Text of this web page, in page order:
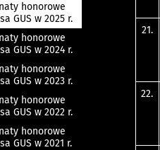
21.
22.
honorowe
GUS w 2025 r.
honorowe
GUS w 2024 r.
honorowe
GUS w 2023 r.
honorowe
GUS w 2022 r.
honorowe
GUS w 2021 r.